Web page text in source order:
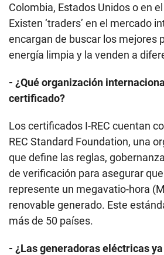
Colombia, Estados Unidos o en
Existen ‘traders’ en el mercado
encargan de buscar los mejores
energía limpia y la venden a
- ¿Qué organización
certificado?
Los certificados I-REC cuentan
REC Standard Foundation, una
que define las reglas,
de verificación para asegurar
represente un megavatio-hora
renovable generado. Este
más de 50 países.
- ¿Las generadoras eléctricas